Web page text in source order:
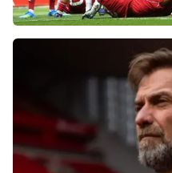
Фанаты «Ливерпуля»
неспособностью